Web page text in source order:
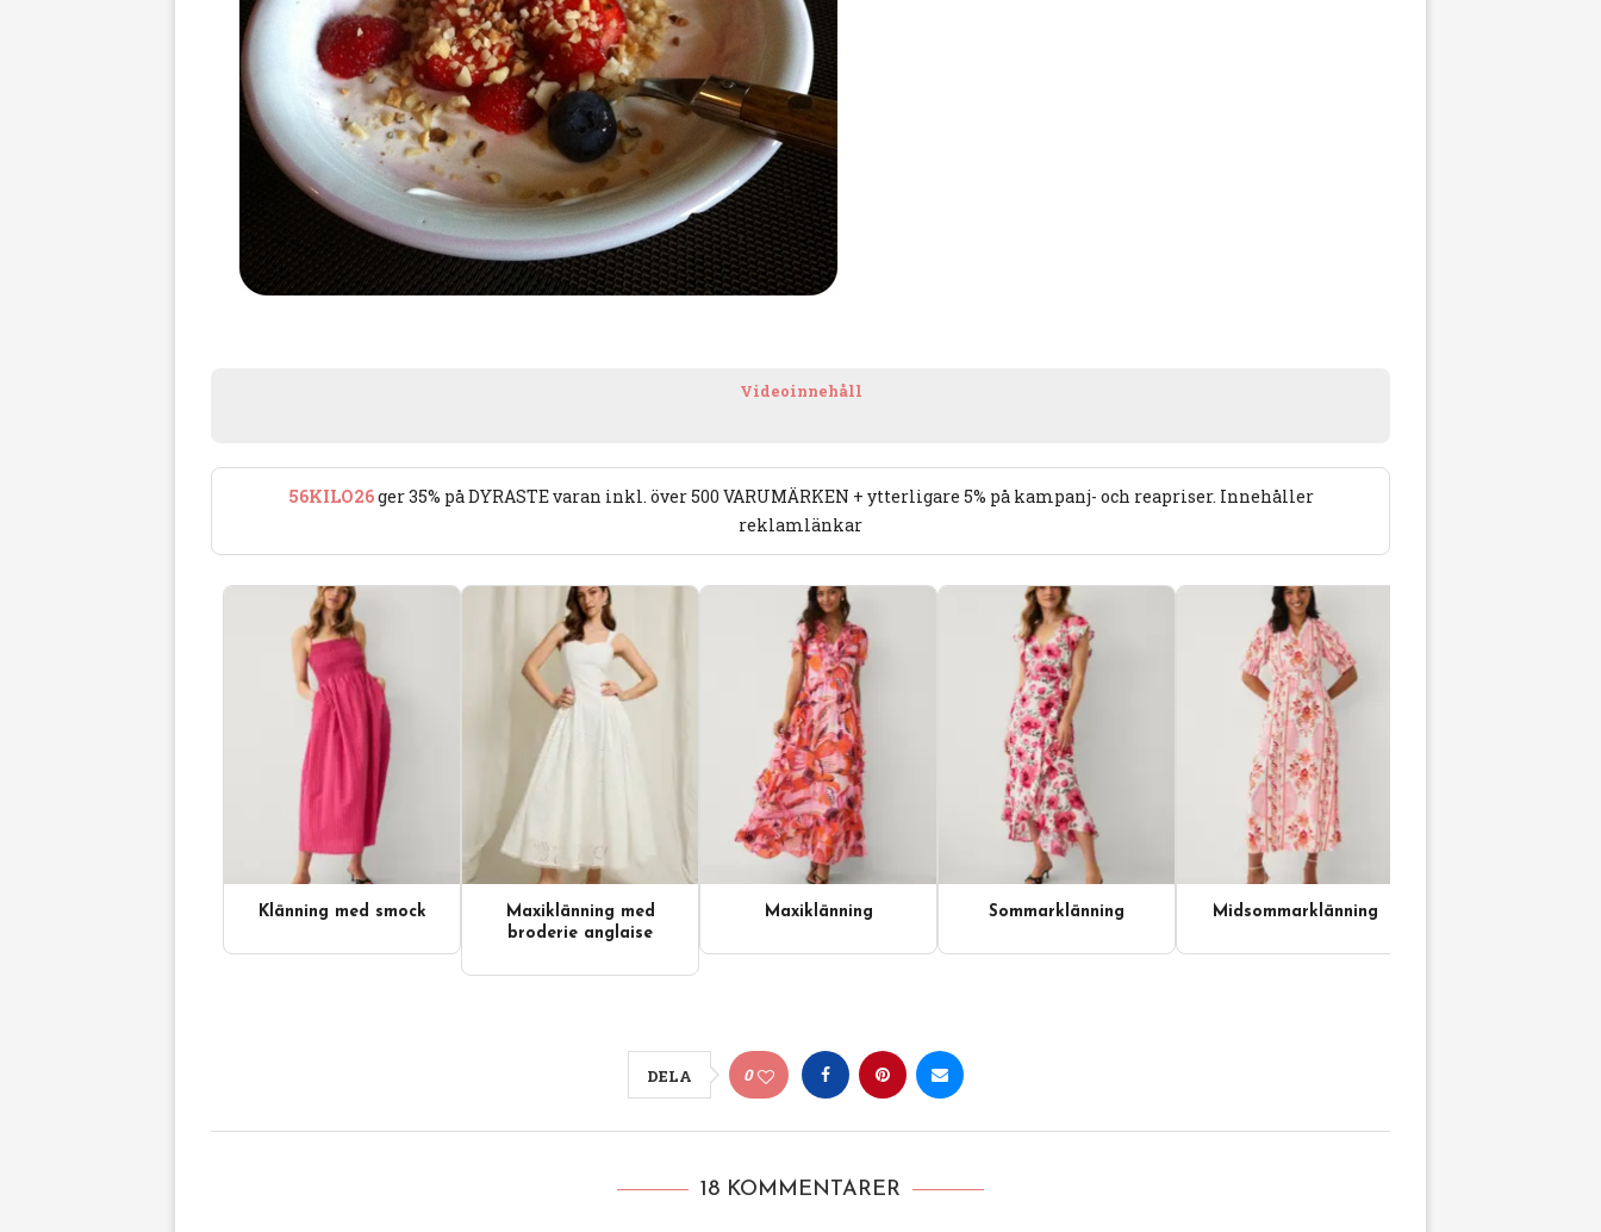
Videoinnehåll
56KILO26ger 35% på DYRASTE varan inkl. över 500 VARUMÄRKEN + ytterligare 5% på kampanj- och reapriser. Innehåller
reklamlänkar
Klänning med smock
Maxiklänning med
broderie anglaise
Maxiklänning Sommarklänning Midsommarklänning
DELA 0
18 KOMMENTARER